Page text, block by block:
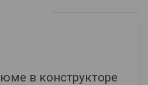
в конструкторе